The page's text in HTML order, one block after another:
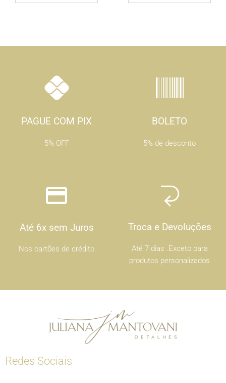
PAGUE COM PIX
5% OFF
BOLETO
5% de desconto
Até 6x sem Juros
Nos cartões de crédito
Troca e Devoluções
Até 7 dias .Exceto para
produtos personalizados
Redes Sociais